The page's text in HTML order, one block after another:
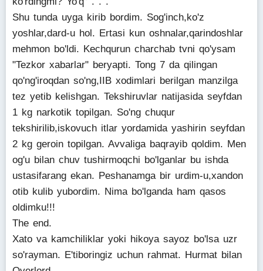
Shu tunda uyga kirib bordim. Sog'inch,ko'z
yoshlar,dard-u hol. Ertasi kun oshnalar,qarindoshlar
mehmon bo'ldi. Kechqurun charchab tvni qo'ysam
"Tezkor xabarlar" beryapti. Tong 7 da qilingan
qo'ng'iroqdan so'ng,IIB xodimlari berilgan manzilga
tez yetib kelishgan. Tekshiruvlar natijasida seyfdan
1 kg narkotik topilgan. So'ng chuqur
tekshirilib,iskovuch itlar yordamida yashirin seyfdan
2 kg geroin topilgan. Avvaliga baqrayib qoldim. Men
og'u bilan chuv tushirmoqchi bo'lganlar bu ishda
ustasifarang ekan. Peshanamga bir urdim-u,xandon
otib kulib yubordim. Nima bo'lganda ham qasos
oldimku!!!
The end.
Xato va kamchiliklar yoki hikoya sayoz bo'lsa uzr
so'rayman. E'tiboringiz uchun rahmat. Hurmat bilan